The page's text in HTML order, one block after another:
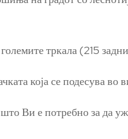
тркала (215
која се подесува во
Ви е потребно за да